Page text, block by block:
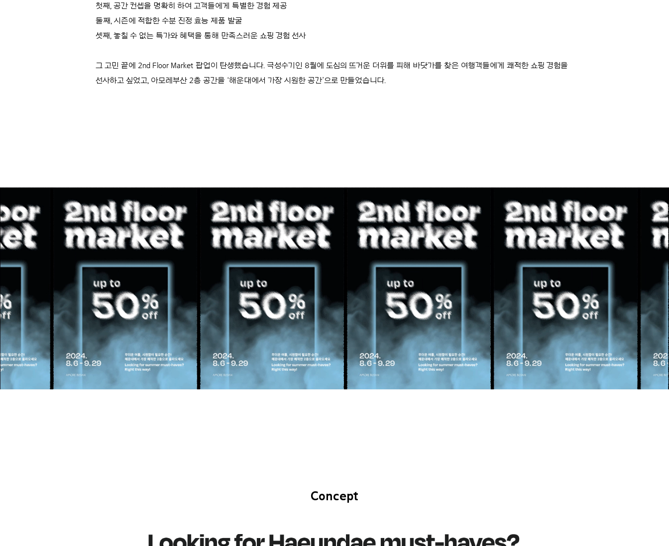
첫째, 공간 컨셉을 명확히 하여 고객들에게 특별한 경험 제공
둘째, 시즌에 적합한 수분 진정 효능 제품 발굴
셋째, 놓칠 수 없는 특가와 혜택을 통해 만족스러운 쇼핑 경험 선사
그 고민 끝에 2nd Floor Market 팝업이 탄생했습니다. 극성수기인 8월에 도심의 뜨거운 더위를 피해 바닷가를 찾은 여행객들에게 쾌적한 쇼핑 경험을
선사하고 싶었고, 아모레부산 2층 공간을 ‘해운대에서 가장 시원한 공간’으로 만들었습니다.
Concept